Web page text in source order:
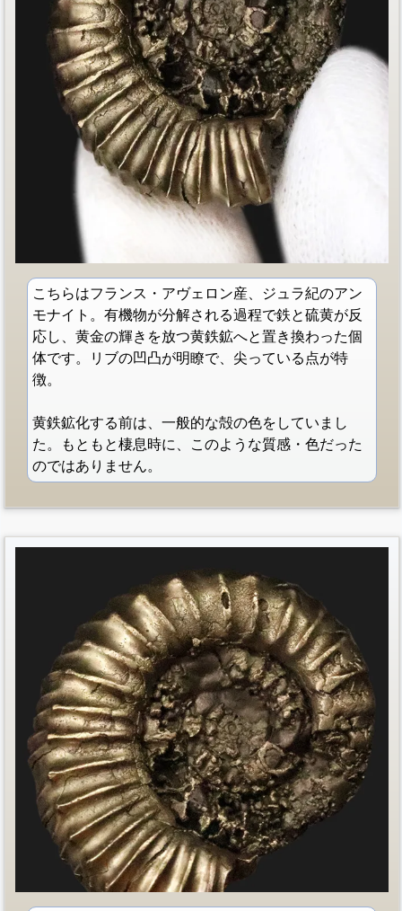
こちらはフランス・アヴェロン産、ジュラ紀のアン
モナイト。有機物が分解される過程で鉄と硫黄が反
応し、黄金の輝きを放つ黄鉄鉱へと置き換わった個
体です。リブの凹凸が明瞭で、尖っている点が特
徴。
黄鉄鉱化する前は、一般的な殻の色をしていまし
た。もともと棲息時に、このような質感・色だった
のではありません。